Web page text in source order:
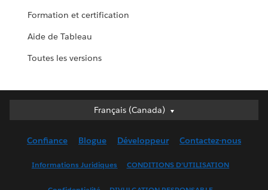
Formation et certification
Aide de Tableau
Toutes les versions
Français (Canada)
Français (Canada)
English (UK)
Confiance Blogue Développeur Contactez-nous
Informations Juridiques CONDITIONS D’UTILISATION